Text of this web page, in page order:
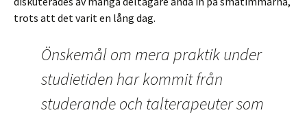
trots att det varit en lång dag.
Önskemål om mera praktik under
studietiden har kommit från
studerande och talterapeuter som